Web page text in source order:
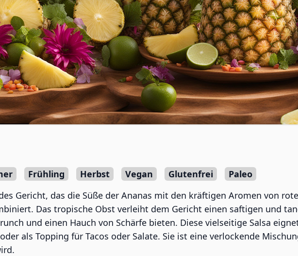
Frühling Herbst Vegan Glutenfrei
Paleo
Gericht, das die Süße der Ananas mit den kräftigen Aromen von
Das tropische Obst verleiht dem Gericht einen saftigen und
und einen Hauch von Schärfe bieten. Diese vielseitige Salsa
als Topping für Tacos oder Salate. Sie ist eine verlockende